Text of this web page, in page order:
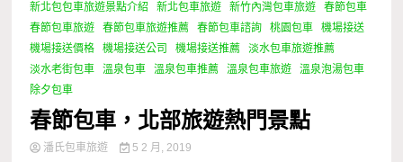
新北包包車旅遊景點介紹
新北包車旅遊 新竹內灣包車旅遊
春節包車
春節包車旅遊
春節包車旅遊推薦 春節包車諮詢 桃園包車
機場接送
機場接送價格
機場接送公司 機場接送推薦
淡水包車旅遊推薦
淡水老街包車
溫泉包車 溫泉包車推薦 溫泉包車旅遊
溫泉泡湯包車
除夕包車
春節包車，北部旅遊熱門景點
潘氏包車旅遊 5 2 月, 2019